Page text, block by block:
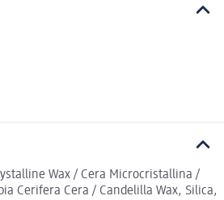
Wax / Cera Microcristallina /
Cerifera Cera / Candelilla Wax, Silica,